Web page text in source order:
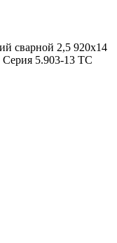
сварной 2,5 920х14
Серия 5.903-13 ТС